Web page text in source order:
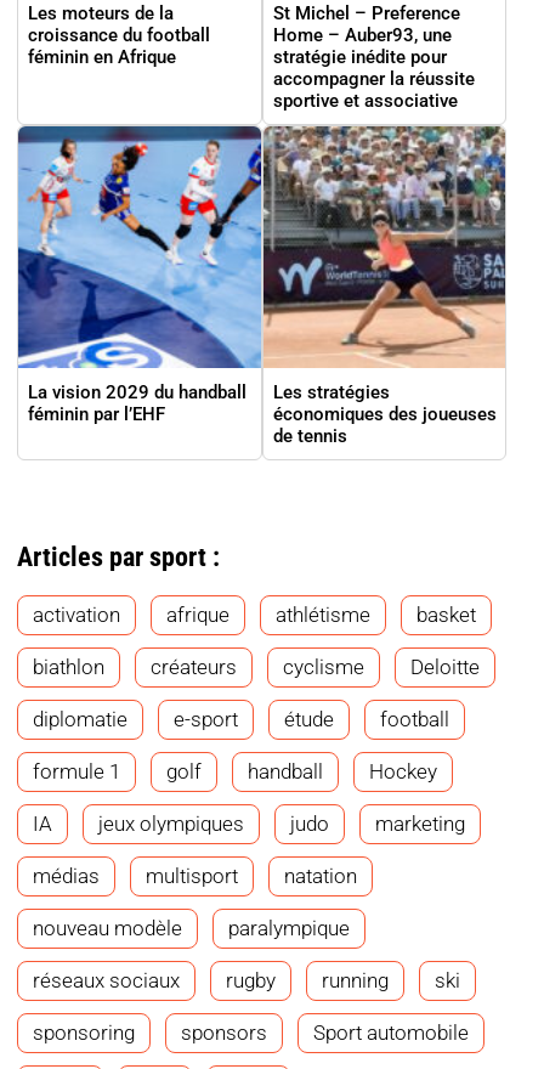
Les moteurs de la
croissance du football
féminin en Afrique
St Michel – Preference
Home – Auber93, une
stratégie inédite pour
accompagner la réussite
sportive et associative
La vision 2029 du handball
féminin par l’EHF
Les stratégies
économiques des joueuses
de tennis
Articles par sport :
activation afrique athlétisme basket
biathlon créateurs cyclisme Deloitte
diplomatie e-sport étude football
formule 1 golf handball Hockey
IA jeux olympiques judo marketing
médias multisport natation
nouveau modèle paralympique
réseaux sociaux rugby running ski
sponsoring sponsors Sport automobile